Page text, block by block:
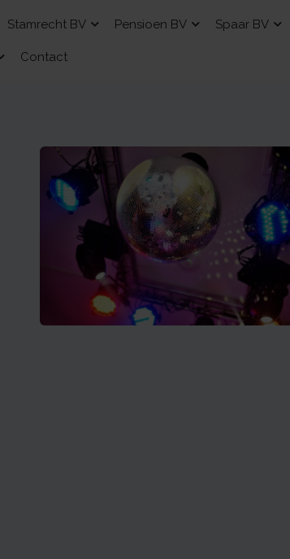
Stamrecht BV Pensioen BV Spaar BV
Contact